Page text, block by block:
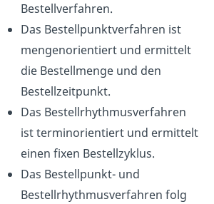
Bestellverfahren.
Das Bestellpunktverfahren ist
mengenorientiert und ermittelt
die Bestellmenge und den
Bestellzeitpunkt.
Das Bestellrhythmusverfahren
ist terminorientiert und ermittelt
einen fixen Bestellzyklus.
Das Bestellpunkt- und
Bestellrhythmusverfahren folg